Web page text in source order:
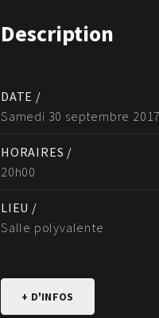
Description
DATE /
Samedi 30 septembre
HORAIRES /
20h00
LIEU /
Salle polyvalente
+ D'INFOS